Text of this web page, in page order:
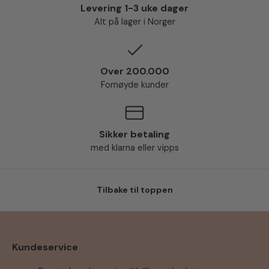
Levering 1-3 uke dager
Alt på lager i Norger
Over 200.000
Fornøyde kunder
Sikker betaling
med klarna eller vipps
Tilbake til toppen
Kundeservice